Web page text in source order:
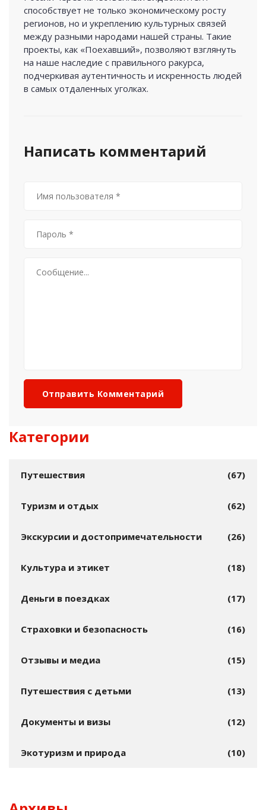
способствует не только экономическому росту
регионов, но и укреплению культурных связей
между разными народами нашей страны. Такие
проекты, как «Поехавший», позволяют взглянуть
на наше наследие с правильного ракурса,
подчеркивая аутентичность и искренность людей
в самых отдаленных уголках.
Написать комментарий
Отправить Комментарий
Категории
Путешествия (67)
Туризм и отдых (62)
Экскурсии и достопримечательности (26)
Культура и этикет (18)
Деньги в поездках (17)
Страховки и безопасность (16)
Отзывы и медиа (15)
Путешествия с детьми (13)
Документы и визы (12)
Экотуризм и природа (10)